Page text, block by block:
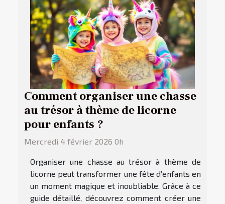
Comment organiser une chasse
au trésor à thème de licorne
pour enfants ?
Mercredi 4 février 2026 0h
Organiser une chasse au trésor à thème de
licorne peut transformer une fête d’enfants en
un moment magique et inoubliable. Grâce à ce
guide détaillé, découvrez comment créer une